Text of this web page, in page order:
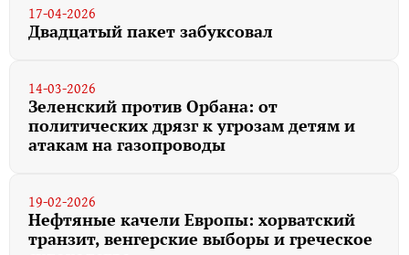
17-04-2026
Двадцатый пакет забуксовал
14-03-2026
Зеленский против Орбана: от
политических дрязг к угрозам детям и
атакам на газопроводы
19-02-2026
Нефтяные качели Европы: хорватский
транзит, венгерские выборы и греческое